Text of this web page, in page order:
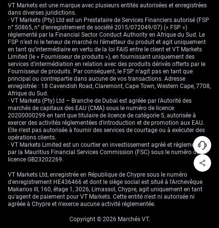
Ce climat de prise de risque est aussi soutenu par les
chiffres d’inflation britanniques publiés la semaine
dernière : l’indice des prix à la consommation (CPI :
mesure de l’inflation) est retombé à 1,9%, repassant sous
l’objectif de la Banque d’Angleterre. Cela peut annoncer
des baisses de taux à venir, mais le marché y voit surtout
le signe d’un atterrissage en douceur (soft landing :
ralentissement sans récession) de l’économie britannique.
Historiquement, une devise peut se renforcer au début
d’un cycle de baisse des taux si, dans le même temps, les
perspectives de croissance mondiale s’améliorent. Le
GBP/USD a repris sa moyenne mobile exponentielle à 20
jours, actuellement à 1,2810, ce qui suggère une
amélioration de l’élan à court terme. Un test de la
prochaine résistance vers 1,2920 est surveillé ; ce niveau
a déjà servi de pivot (zone charnière où le marché change
souvent de direction) plus tôt dans le trimestre. Un retour
sous la MME 20 jours remettrait en jeu le support (zone
où la baisse trouve souvent un plancher) autour de
1,2750. Avec une volatilité (ampleur des variations de
prix) en recul, des options sur des devises refuge peuvent
aussi servir de couverture à moindre coût (hedge :
protection contre un scénario défavorable). La volatilité
implicite (niveau de volatilité anticipé et intégré dans le
VT Markets est une marque avec plusieurs entités autorisées et enregistrées
dans diverses juridictions.
· VT Markets (Pty) Ltd est un Prestataire de Services Financiers autorisé (FSP
n° 50865, n° d’enregistrement de société 2015/072049/07) (« FSP »)
réglementé par la Financial Sector Conduct Authority en Afrique du Sud. Le
FSP n’est ni le teneur de marché ni l’émetteur du produit et agit uniquement
en tant qu’intermédiaire en vertu de la loi FAIS entre le client et VT Markets
Limited (le « Fournisseur de produits »), en fournissant uniquement des
services d’intermédiation en relation avec des produits dérivés offerts par le
Fournisseur de produits. Par conséquent, le FSP n’agit pas en tant que
principal ou contrepartie dans aucune de vos transactions. Adresse
enregistrée : 18 Cavendish Road, Claremont, Cape Town, Western Cape, 7708,
Afrique du Sud.
· VT Markets (Pty) Ltd – Branche de Dubaï est agréée par l'Autorité des
marchés de capitaux des EAU (CMA) sous le numéro de licence
20200000299 en tant que titulaire de licence de catégorie 5, autorisée à
exercer des activités réglementées d'introduction et de promotion aux EAU.
Elle n'est pas autorisée à fournir des services de courtage ou à exécuter des
opérations clients.
· VT Markets Limited est un courtier en investissement agréé et réglementé
par la Mauritius Financial Services Commission (FSC) sous le numéro de
licence GB23202269.
VT Markets Ltd, enregistrée en République de Chypre sous le numéro
d'enregistrement HE436466 et dont le siège social est situé à l'Archevêque
Makarios III, 160, étage 1, 3026, Limassol, Chypre, agit uniquement en tant
qu'agent de paiement pour VT Markets. Cette entité n'est ni autorisée ni
agréée à Chypre et n'exerce aucune activité réglementée.
Copyright © 2026 Marchés VT.